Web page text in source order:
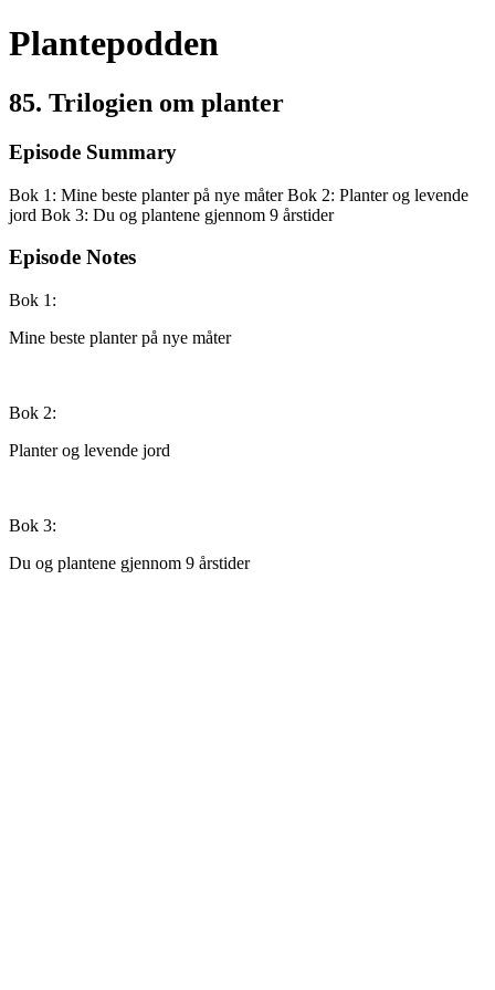
Plantepodden
85. Trilogien om planter
Episode Summary
Bok 1: Mine beste planter på nye måter Bok 2: Planter og levende
jord Bok 3: Du og plantene gjennom 9 årstider
Episode Notes
Bok 1:
Mine beste planter på nye måter
Bok 2:
Planter og levende jord
Bok 3:
Du og plantene gjennom 9 årstider